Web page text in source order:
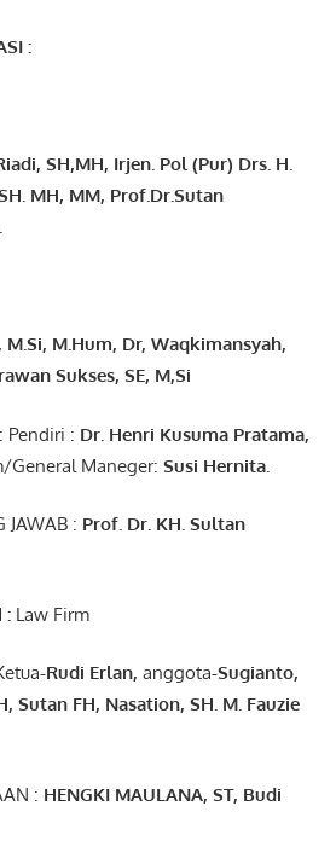
:
, SH,MH, Irjen. Pol (Pur) Drs. H.
MH, MM, Prof.Dr.Sutan
M.Si, M.Hum, Dr, Waqkimansyah,
Sukses, SE, M,Si
Pendiri : Dr. Henri Kusuma Pratama,
General Maneger: Susi Hernita.
JAWAB : Prof. Dr. KH. Sultan
: Law Firm
-Rudi Erlan, anggota-Sugianto,
SutanFH, Nasation, SH. M. Fauzie
: HENGKI MAULANA, ST, Budi